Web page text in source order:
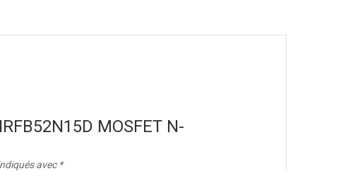
MOSFET N-
avec *